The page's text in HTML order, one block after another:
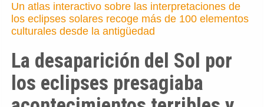
Un atlas interactivo sobre las interpretaciones de
los eclipses solares recoge más de 100 elementos
culturales desde la antigüedad
La desaparición del Sol por
los eclipses presagiaba